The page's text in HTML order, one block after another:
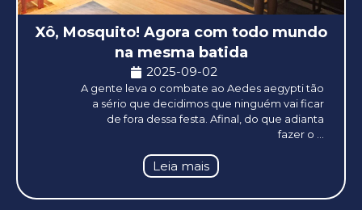
Xô, Mosquito! Agora com todo mundo
na mesma batida
2025-09-02
A gente leva o combate ao Aedes aegypti tão
a sério que decidimos que ninguém vai ficar
de fora dessa festa. Afinal, do que adianta
fazer o ...
Leia mais